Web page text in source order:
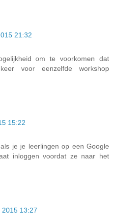
21:32
om te voorkomen dat
voor eenzelfde workshop
15:22
je je leerlingen op een Google
inloggen voordat ze naar het
13:27